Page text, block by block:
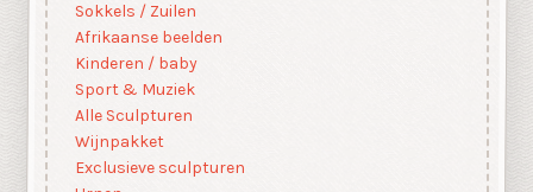
Sokkels / Zuilen
Afrikaanse beelden
Kinderen / baby
Sport & Muziek
Alle Sculpturen
Wijnpakket
Exclusieve sculpturen